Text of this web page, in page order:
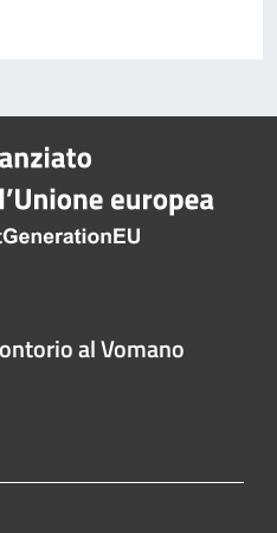
al Vomano